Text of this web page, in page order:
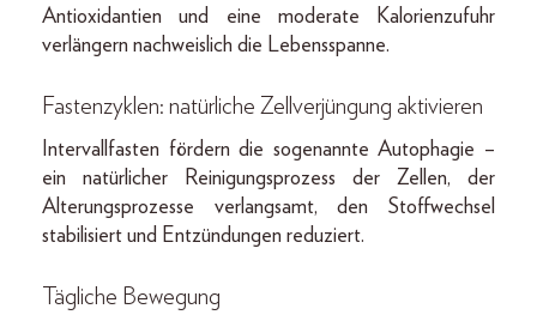
Anti­oxidantien und eine moderate Kalorienzufuhr
verlängern nachweislich die Lebensspanne.
Fastenzyklen: natürliche Zell­verjüngung aktivieren
Intervallfasten fördern die sogenannte Autophagie –
ein natürlicher Reinigungsprozess der Zellen, der
Alterungsprozesse verlangsamt, den Stoffwechsel
stabilisiert und Entzündungen reduziert.
Tägliche Bewegung